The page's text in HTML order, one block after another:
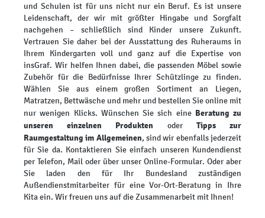
und Schulen ist für uns nicht nur ein Beruf. Es ist unsere
Leidenschaft, der wir mit größter Hingabe und Sorgfalt
nachgehen – schließlich sind Kinder unsere Zukunft.
Vertrauen Sie daher bei der Ausstattung des Ruheraums in
Ihrem Kindergarten voll und ganz auf die Expertise von
insGraf. Wir helfen Ihnen dabei, die passenden Möbel sowie
Zubehör für die Bedürfnisse Ihrer Schützlinge zu finden.
Wählen Sie aus einem großen Sortiment an Liegen,
Matratzen, Bettwäsche und mehr und bestellen Sie online mit
nur wenigen Klicks. Wünschen Sie sich eine Beratung zu
unseren einzelnen Produkten oder Tipps zur
Raumgestaltung im Allgemeinen, sind wir ebenfalls jederzeit
für Sie da. Kontaktieren Sie einfach unseren Kundendienst
per Telefon, Mail oder über unser Online-Formular. Oder aber
Sie laden den für Ihr Bundesland zuständigen
Außendienstmitarbeiter für eine Vor-Ort-Beratung in Ihre
Kita ein. Wir freuen uns auf die Zusammenarbeit mit Ihnen!